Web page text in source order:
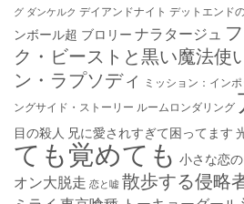
グ ダンケルク デイアンドナイト デットエンド
ンボール超 ブロリー ナラタージュ
ク・ビーストと黒い魔法使
ン・ラプソディ ミッション：イン
ングサイド・ストーリー ルームロンダリング
目の殺人 兄に愛されすぎて困ってます
ても覚めても 小さな恋
オン大脱走 恋と嘘 散歩する侵略